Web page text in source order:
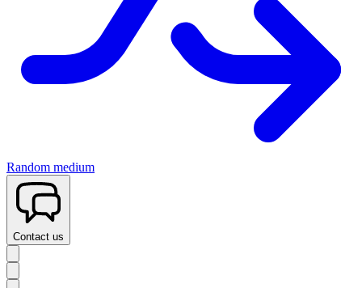
Random medium
Contact us